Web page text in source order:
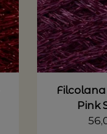
Filcolana
Pink